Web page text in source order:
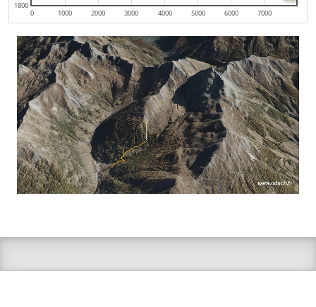
0 1000 2000 3000 4000 5000 6000 7000
1800